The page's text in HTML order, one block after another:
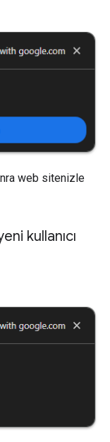
web sitenizle
kullanıcı